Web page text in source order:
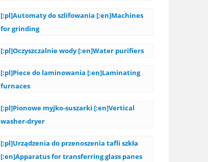
[:pl]Automaty do szlifowania [:en]Machines
for grinding
[:pl]Oczyszczalnie wody [:en]Water purifiers
[:pl]Piece do laminowania [:en]Laminating
furnaces
[:pl]Pionowe myjko-suszarki [:en]Vertical
washer-dryer
[:pl]Urządzenia do przenoszenia tafli szkła
[:en]Apparatus for transferring glass panes